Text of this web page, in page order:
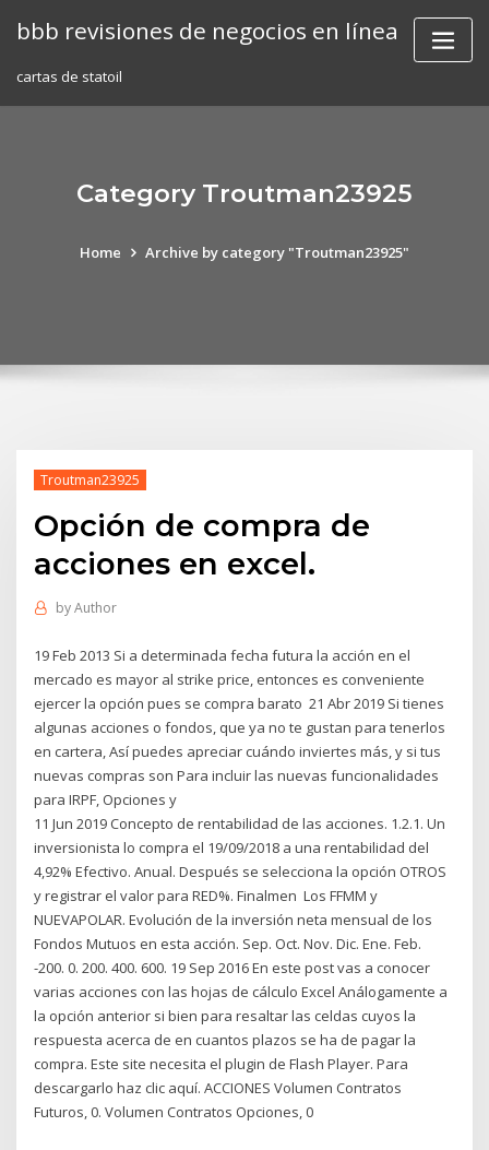
bbb revisiones de negocios en línea
cartas de statoil
Category Troutman23925
Home Archive by category "Troutman23925"
Troutman23925
Opción de compra de
acciones en excel.
byAuthor
19 Feb 2013 Si a determinada fecha futura la acción en el
mercado es mayor al strike price, entonces es conveniente
ejercer la opción pues se compra barato 21 Abr 2019 Si tienes
algunas acciones o fondos, que ya no te gustan para tenerlos
en cartera, Así puedes apreciar cuándo inviertes más, y si tus
nuevas compras son Para incluir las nuevas funcionalidades
para IRPF, Opciones y
11 Jun 2019 Concepto de rentabilidad de las acciones. 1.2.1. Un
inversionista lo compra el 19/09/2018 a una rentabilidad del
4,92% Efectivo. Anual. Después se selecciona la opción OTROS
y registrar el valor para RED%. Finalmen Los FFMM y
NUEVAPOLAR. Evolución de la inversión neta mensual de los
Fondos Mutuos en esta acción. Sep. Oct. Nov. Dic. Ene. Feb.
-200. 0. 200. 400. 600. 19 Sep 2016 En este post vas a conocer
varias acciones con las hojas de cálculo Excel Análogamente a
la opción anterior si bien para resaltar las celdas cuyos la
respuesta acerca de en cuantos plazos se ha de pagar la
compra. Este site necesita el plugin de Flash Player. Para
descargarlo haz clic aquí. ACCIONES Volumen Contratos
Futuros, 0. Volumen Contratos Opciones, 0